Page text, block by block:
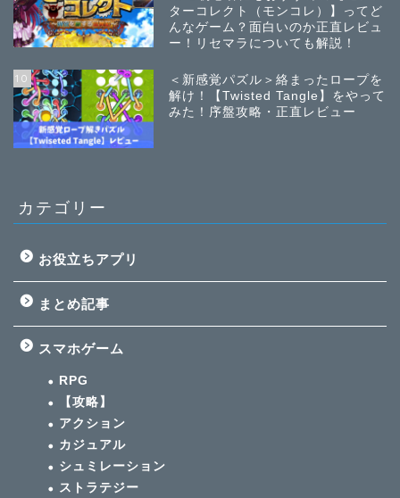
ターコレクト（モンコレ）】ってど
んなゲーム？面白いのか正直レビュ
ー！リセマラについても解説！
10
＜新感覚パズル＞絡まったロープを
解け！【Twisted Tangle】をやって
みた！序盤攻略・正直レビュー
カテゴリー
お役立ちアプリ
まとめ記事
スマホゲーム
RPG
【攻略】
アクション
カジュアル
シュミレーション
ストラテジー